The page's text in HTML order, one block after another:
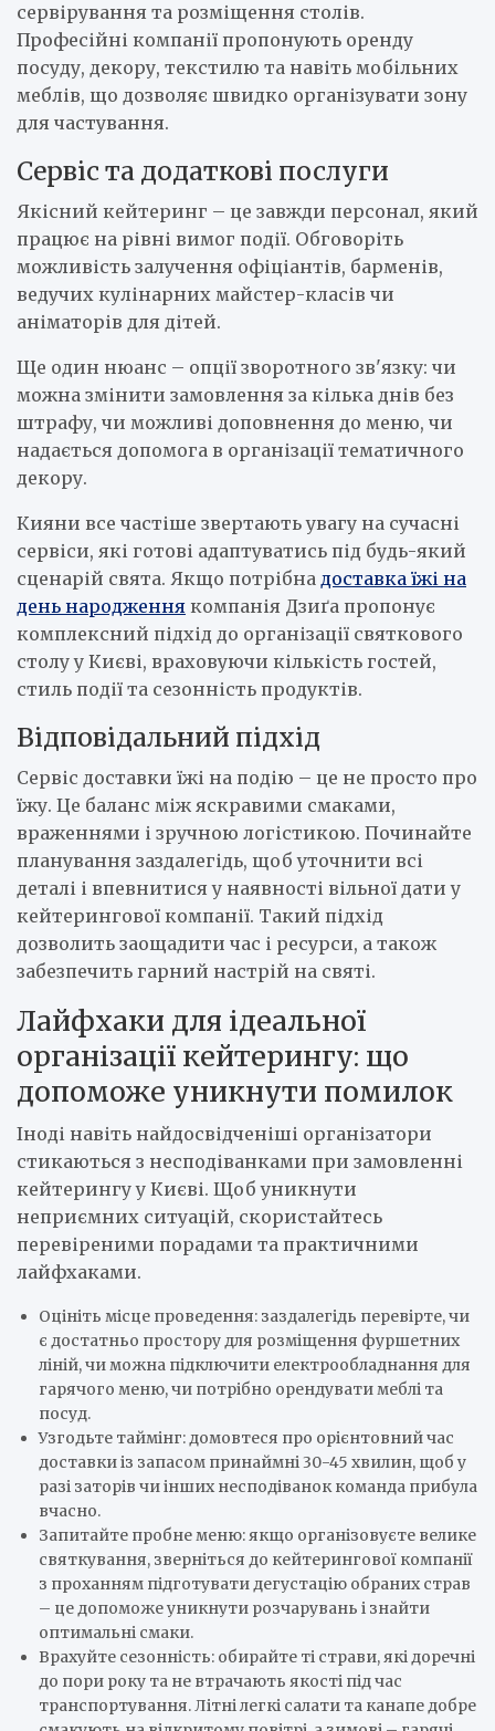
сервірування та розміщення столів.
Професійні компанії пропонують оренду
посуду, декору, текстилю та навіть мобільних
меблів, що дозволяє швидко організувати зону
для частування.
Сервіс та додаткові послуги
Якісний кейтеринг – це завжди персонал, який
працює на рівні вимог події. Обговоріть
можливість залучення офіціантів, барменів,
ведучих кулінарних майстер-класів чи
аніматорів для дітей.
Ще один нюанс – опції зворотного зв'язку: чи
можна змінити замовлення за кілька днів без
штрафу, чи можливі доповнення до меню, чи
надається допомога в організації тематичного
декору.
Кияни все частіше звертають увагу на сучасні
сервіси, які готові адаптуватись під будь-який
сценарій свята. Якщо потрібна доставка їжі на
день народження компанія Дзиґа пропонує
комплексний підхід до організації святкового
столу у Києві, враховуючи кількість гостей,
стиль події та сезонність продуктів.
Відповідальний підхід
Сервіс доставки їжі на подію – це не просто про
їжу. Це баланс між яскравими смаками,
враженнями і зручною логістикою. Починайте
планування заздалегідь, щоб уточнити всі
деталі і впевнитися у наявності вільної дати у
кейтерингової компанії. Такий підхід
дозволить заощадити час і ресурси, а також
забезпечить гарний настрій на святі.
Лайфхаки для ідеальної
організації кейтерингу: що
допоможе уникнути помилок
Іноді навіть найдосвідченіші організатори
стикаються з несподіванками при замовленні
кейтерингу у Києві. Щоб уникнути
неприємних ситуацій, скористайтесь
перевіреними порадами та практичними
лайфхаками.
Оцініть місце проведення: заздалегідь перевірте, чи
є достатньо простору для розміщення фуршетних
ліній, чи можна підключити електрообладнання для
гарячого меню, чи потрібно орендувати меблі та
посуд.
Узгодьте таймінг: домовтеся про орієнтовний час
доставки із запасом принаймні 30-45 хвилин, щоб у
разі заторів чи інших несподіванок команда прибула
вчасно.
Запитайте пробне меню: якщо організовуєте велике
святкування, зверніться до кейтерингової компанії
з проханням підготувати дегустацію обраних страв
– це допоможе уникнути розчарувань і знайти
оптимальні смаки.
Врахуйте сезонність: обирайте ті страви, які доречні
до пори року та не втрачають якості під час
транспортування. Літні легкі салати та канапе добре